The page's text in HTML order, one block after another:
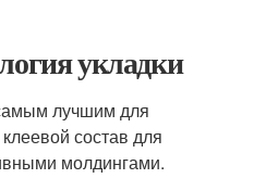
укладки
лучшим для
состав для
молдингами.